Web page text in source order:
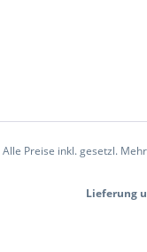
Preise inkl. gesetzl.
Lieferung